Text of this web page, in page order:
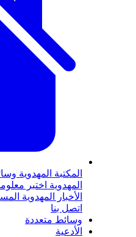
المكتبة المهدوية
المهدوية اختبر
الأخبار المهدوية
اتصل بنا
وسائط متعددة
الأدعية